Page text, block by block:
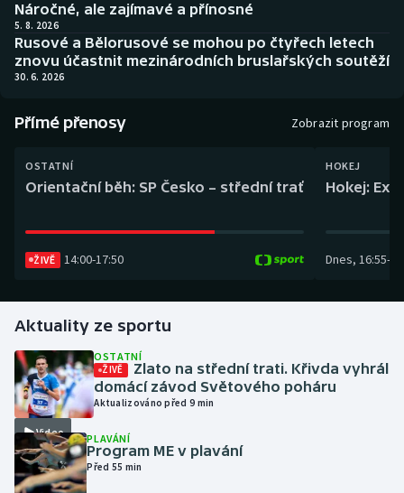
Boby a skeleton
Box
Curling
Dostihy
Gymnastika
Házená
Jezdectví
Judo
AZ kvíz
Náročné, ale zajímavé a přínosné
5. 8. 2026
Rusové a Bělorusové se mohou po čtyřech letech
znovu účastnit mezinárodních bruslařských soutěží
30. 6. 2026
Přímé přenosy Zobrazit program
OSTATNÍ
Orientační běh: SP Česko – střední trať
ŽIVĚ 14:00-17:50
HOKEJ
Hokej:
Dnes, 16:55-
Aktuality ze sportu
Video
OSTATNÍ
ŽIVĚ
Zlato na střední trati. Křivda vyhrál
domácí závod Světového poháru
Aktualizováno před 9 min
PLAVÁNÍ
Program ME v plavání
Před 55 min